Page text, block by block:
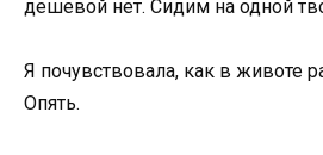
дешевой нет. Сидим на одной
Я почувствовала, как в животе
Опять.